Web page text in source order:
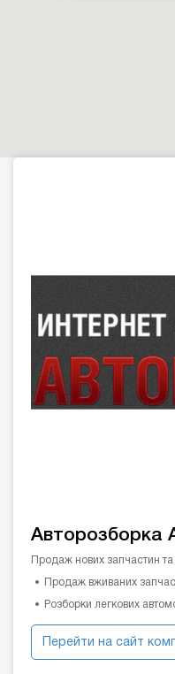
Авторозборка
Продаж нових запчастин та
Продаж вживаних
Розборки легкових
Перейти на сайт